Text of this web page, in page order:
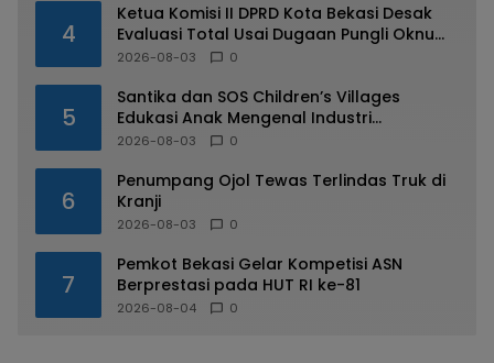
4
Ketua Komisi II DPRD Kota Bekasi Desak
Evaluasi Total Usai Dugaan Pungli Oknum
Dishub Viral
2026-08-03 0
5
Santika dan SOS Children’s Villages
Edukasi Anak Mengenal Industri
Perhotelan
2026-08-03 0
6
Penumpang Ojol Tewas Terlindas Truk di
Kranji
2026-08-03 0
7
Pemkot Bekasi Gelar Kompetisi ASN
Berprestasi pada HUT RI ke-81
2026-08-04 0